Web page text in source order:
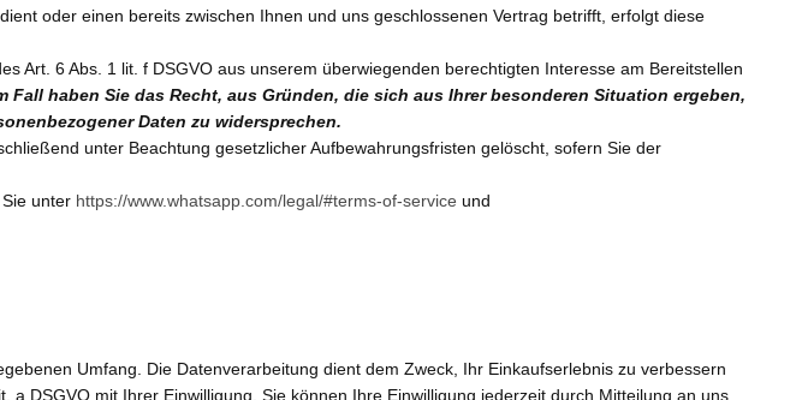
oder einen bereits zwischen Ihnen und uns geschlossenen Vertrag betrifft, erfolgt diese
Art. 6 Abs. 1 lit. f DSGVO aus unserem überwiegenden berechtigten Interesse am Bereitstellen
Fall haben Sie das Recht, aus Gründen, die sich aus Ihrer besonderen Situation ergeben,
Daten zu widersprechen.
unter Beachtung gesetzlicher Aufbewahrungsfristen gelöscht, sofern Sie der
unter https://www.whatsapp.com/legal/#terms-of-service und
Umfang. Die Datenverarbeitung dient dem Zweck, Ihr Einkaufserlebnis zu verbessern
DSGVO mit Ihrer Einwilligung. Sie können Ihre Einwilligung jederzeit durch Mitteilung an uns